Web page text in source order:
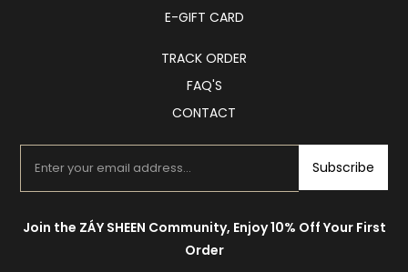
E-GIFT CARD
TRACK ORDER
FAQ'S
CONTACT
Subscribe
Join the ZÁY SHEEN Community, Enjoy 10% Off Your First
Order